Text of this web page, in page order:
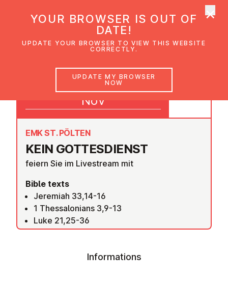
KEIN GOTTES­DI­ENST
EMK ST. PÖLTEN
feiern Sie im Livestream mit
Bible texts
Jeremiah 33,14-16
1 Thessalonians 3,9-13
Luke 21,25-36
28
Nov
Informations
YOUR BROWSER IS OUT OF
DATE!
UPDATE YOUR BROWSER TO VIEW THIS WEBSITE
CORRECTLY.
UPDATE MY BROWSER
NOW
×